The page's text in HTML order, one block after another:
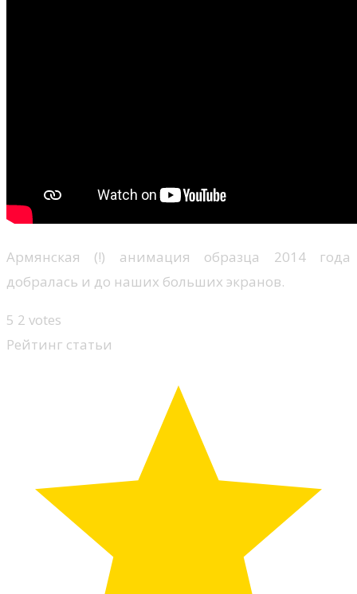
Армянская (!) анимация образца 2014 года
добралась и до наших больших экранов.
5 2 votes
Рейтинг статьи